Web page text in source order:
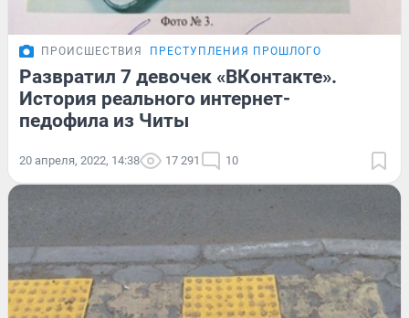
ПРОИСШЕСТВИЯ ПРЕСТУПЛЕНИЯ ПРОШЛОГО
Развратил 7 девочек «ВКонтакте».
История реального интернет-
педофила из Читы
20 апреля, 2022, 14:38 17 291 10